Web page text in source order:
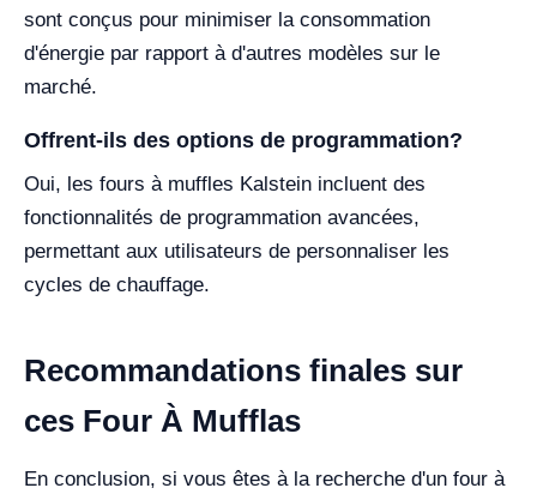
sont conçus pour minimiser la consommation
d'énergie par rapport à d'autres modèles sur le
marché.
Offrent-ils des options de programmation?
Oui, les fours à muffles Kalstein incluent des
fonctionnalités de programmation avancées,
permettant aux utilisateurs de personnaliser les
cycles de chauffage.
Recommandations finales sur
ces Four À Mufflas
En conclusion, si vous êtes à la recherche d'un four à